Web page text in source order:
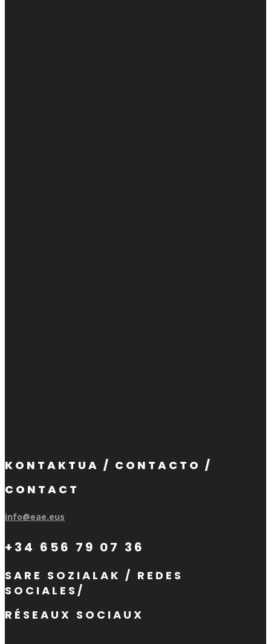
KONTAKTUA / CONTACTO /
CONTACT
info@eae.eus
+34 656 79 07 36
SARE SOZIALAK / REDES
SOCIALES/
RÉSEAUX SOCIAUX